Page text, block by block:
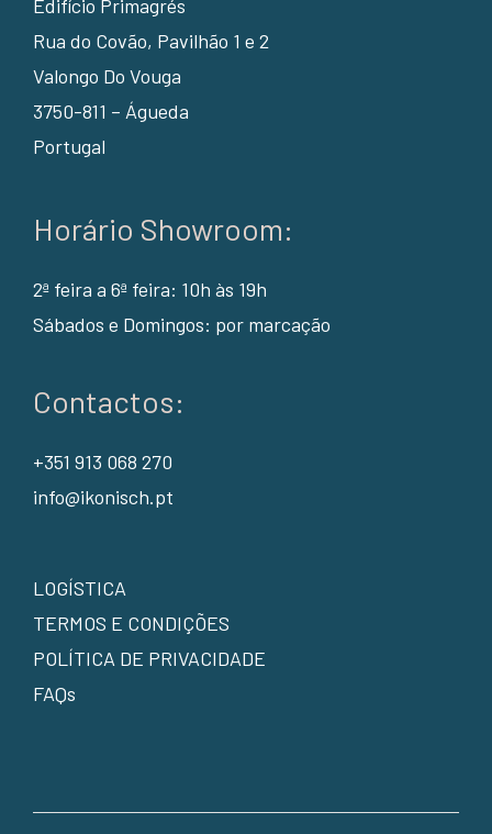
Edifício Primagrés
Rua do Covão, Pavilhão 1 e 2
Valongo Do Vouga
3750-811 – Águeda
Portugal
Horário Showroom:
2ª feira a 6ª feira: 10h às 19h
Sábados e Domingos: por marcação
Contactos:
+351 913 068 270
info@ikonisch.pt
LOGÍSTICA
TERMOS E CONDIÇÕES
POLÍTICA DE PRIVACIDADE
FAQs